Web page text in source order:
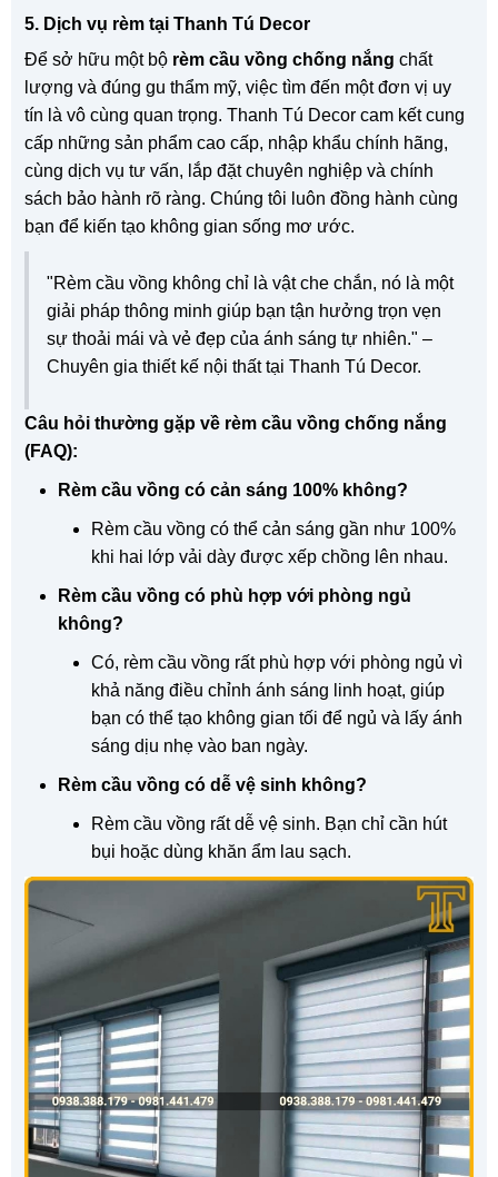
5. Dịch vụ rèm tại Thanh Tú Decor
Để sở hữu một bộ rèm cầu vồng chống nắng chất
lượng và đúng gu thẩm mỹ, việc tìm đến một đơn vị uy
tín là vô cùng quan trọng. Thanh Tú Decor cam kết cung
cấp những sản phẩm cao cấp, nhập khẩu chính hãng,
cùng dịch vụ tư vấn, lắp đặt chuyên nghiệp và chính
sách bảo hành rõ ràng. Chúng tôi luôn đồng hành cùng
bạn để kiến tạo không gian sống mơ ước.
"Rèm cầu vồng không chỉ là vật che chắn, nó là một
giải pháp thông minh giúp bạn tận hưởng trọn vẹn
sự thoải mái và vẻ đẹp của ánh sáng tự nhiên." –
Chuyên gia thiết kế nội thất tại Thanh Tú Decor.
Câu hỏi thường gặp về rèm cầu vồng chống nắng
(FAQ):
Rèm cầu vồng có cản sáng 100% không?
Rèm cầu vồng có thể cản sáng gần như 100%
khi hai lớp vải dày được xếp chồng lên nhau.
Rèm cầu vồng có phù hợp với phòng ngủ
không?
Có, rèm cầu vồng rất phù hợp với phòng ngủ vì
khả năng điều chỉnh ánh sáng linh hoạt, giúp
bạn có thể tạo không gian tối để ngủ và lấy ánh
sáng dịu nhẹ vào ban ngày.
Rèm cầu vồng có dễ vệ sinh không?
Rèm cầu vồng rất dễ vệ sinh. Bạn chỉ cần hút
bụi hoặc dùng khăn ẩm lau sạch.